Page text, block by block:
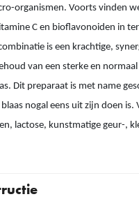
organismen. Voorts vinden
C en bioflavonoiden in
is een krachtige,
van een sterke en normaal
Dit preparaat is met name
nogal eens uit zijn doen is.
lactose, kunstmatige geur-,